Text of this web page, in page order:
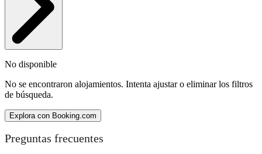
No disponible
No se encontraron alojamientos. Intenta ajustar o eliminar los filtros
de búsqueda.
Explora con Booking.com
Preguntas frecuentes